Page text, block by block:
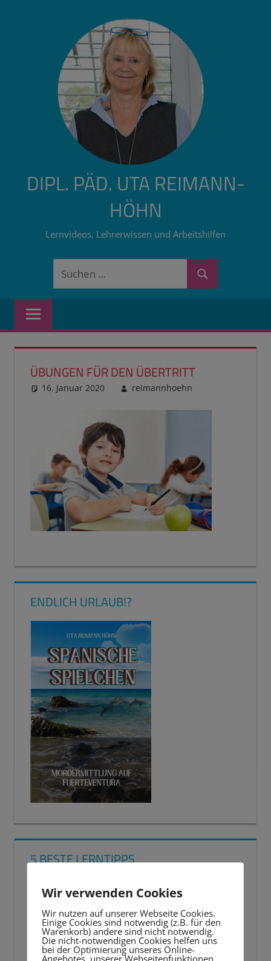
DIPL. PÄD. UTA REIMANN-
HÖHN
Lernvideos, Lehrerwissen und Arbeitshilfen
Suchen
Suchen
ÜBUNGEN FÜR DEN ÜBERTRITT
16. Januar 2020 reimannhoehn
ENDLICH URLAUB!?
5 BESTE LERNTIPPS
Video-
Wir verwenden Cookies
Wir nutzen auf unserer Webseite Cookies.
Einige Cookies sind notwendig (z.B. für den
Warenkorb) andere sind nicht notwendig.
Die nicht-notwendigen Cookies helfen uns
bei der Optimierung unseres Online-
Angebotes, unserer Webseitenfunktionen